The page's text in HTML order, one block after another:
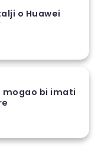
o Huawei
mogao bi imati